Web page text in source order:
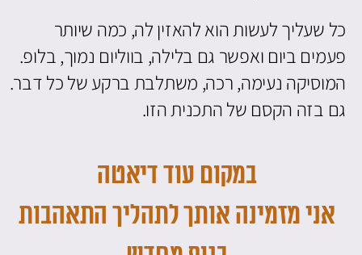
כל שעליך לעשות הוא להאזין לה, כמה שיותר
פעמים ביום ואפשר גם בלילה, בווליום נמוך, בלופ.
המוסיקה נעימה, רכה, משתלבת ברקע של כל דבר.
גם בזה הקסם של התכנית הזו.
במקום עוד דיאטה
אני מזמינה אותך לתהליך התאהבות